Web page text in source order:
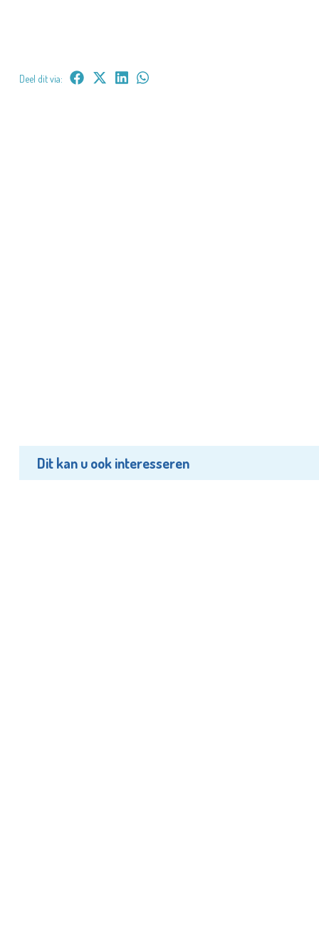
Deel dit via:
Dit kan u ook interesseren